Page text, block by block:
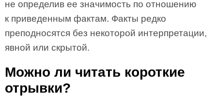
не определив ее значимость по отношению
к приведенным фактам. Факты редко
преподносятся без некоторой интерпретации,
явной или скрытой.
Можно ли читать короткие
отрывки?